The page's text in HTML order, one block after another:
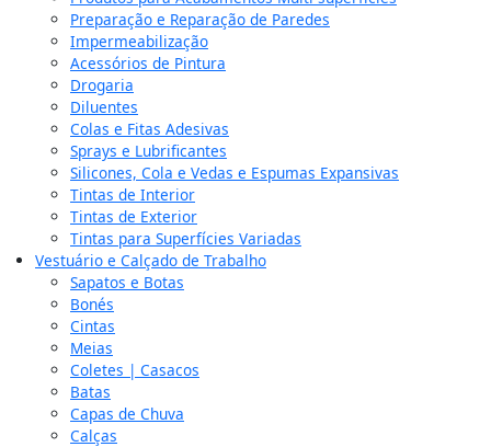
Preparação e Reparação de Paredes
Impermeabilização
Acessórios de Pintura
Drogaria
Diluentes
Colas e Fitas Adesivas
Sprays e Lubrificantes
Silicones, Cola e Vedas e Espumas Expansivas
Tintas de Interior
Tintas de Exterior
Tintas para Superfícies Variadas
Vestuário e Calçado de Trabalho
Sapatos e Botas
Bonés
Cintas
Meias
Coletes | Casacos
Batas
Capas de Chuva
Calças